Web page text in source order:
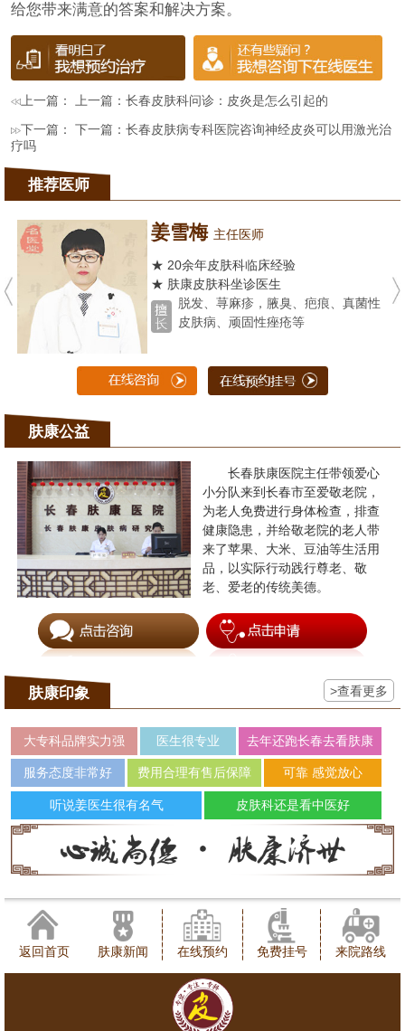
给您带来满意的答案和解决方案。
上一篇： 上一篇：长春皮肤科问诊：皮炎是怎么引起的
下一篇： 下一篇：长春皮肤病专科医院咨询神经皮炎可以用激光治
疗吗
推荐医师
姜雪梅 主任医师
★ 20余年皮肤科临床经验
★ 肤康皮肤科坐诊医生
脱发、荨麻疹，腋臭、疤痕、真菌性
皮肤病、顽固性痤疮等
肤康公益
长春肤康医院主任带领爱心
小分队来到长春市至爱敬老院，
为老人免费进行身体检查，排查
健康隐患，并给敬老院的老人带
来了苹果、大米、豆油等生活用
品，以实际行动践行尊老、敬
老、爱老的传统美德。
肤康印象 >查看更多
大专科品牌实力强 医生很专业 去年还跑长春去看肤康
服务态度非常好 费用合理有售后保障 可靠 感觉放心
听说姜医生很有名气 皮肤科还是看中医好
返回首页 肤康新闻 在线预约 免费挂号 来院路线